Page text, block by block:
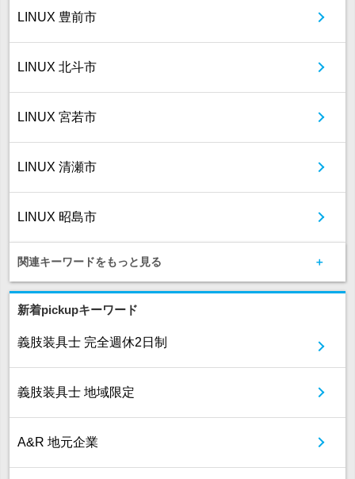
LINUX 豊前市
LINUX 北斗市
LINUX 宮若市
LINUX 清瀬市
LINUX 昭島市
関連キーワードをもっと見る
新着pickupキーワード
義肢装具士 完全週休2日制
義肢装具士 地域限定
A&R 地元企業